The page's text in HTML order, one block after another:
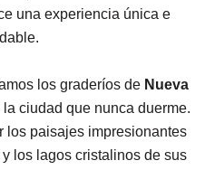
una experiencia única e
los graderíos de Nueva
ciudad que nunca duerme.
los paisajes impresionantes
los lagos cristalinos de sus